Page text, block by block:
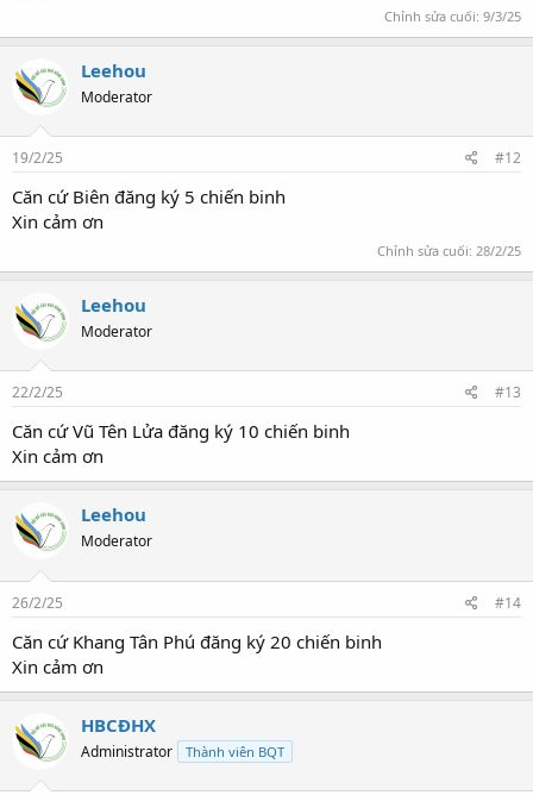
Chỉnh sửa cuối: 9/3/25
Leehou
Moderator
19/2/25 #12
Căn cứ Biên đăng ký 5 chiến binh
Xin cảm ơn
Chỉnh sửa cuối: 28/2/25
Leehou
Moderator
22/2/25 #13
Căn cứ Vũ Tên Lửa đăng ký 10 chiến binh
Xin cảm ơn
Leehou
Moderator
26/2/25 #14
Căn cứ Khang Tân Phú đăng ký 20 chiến binh
Xin cảm ơn
HBCĐHX
Administrator Thành viên BQT